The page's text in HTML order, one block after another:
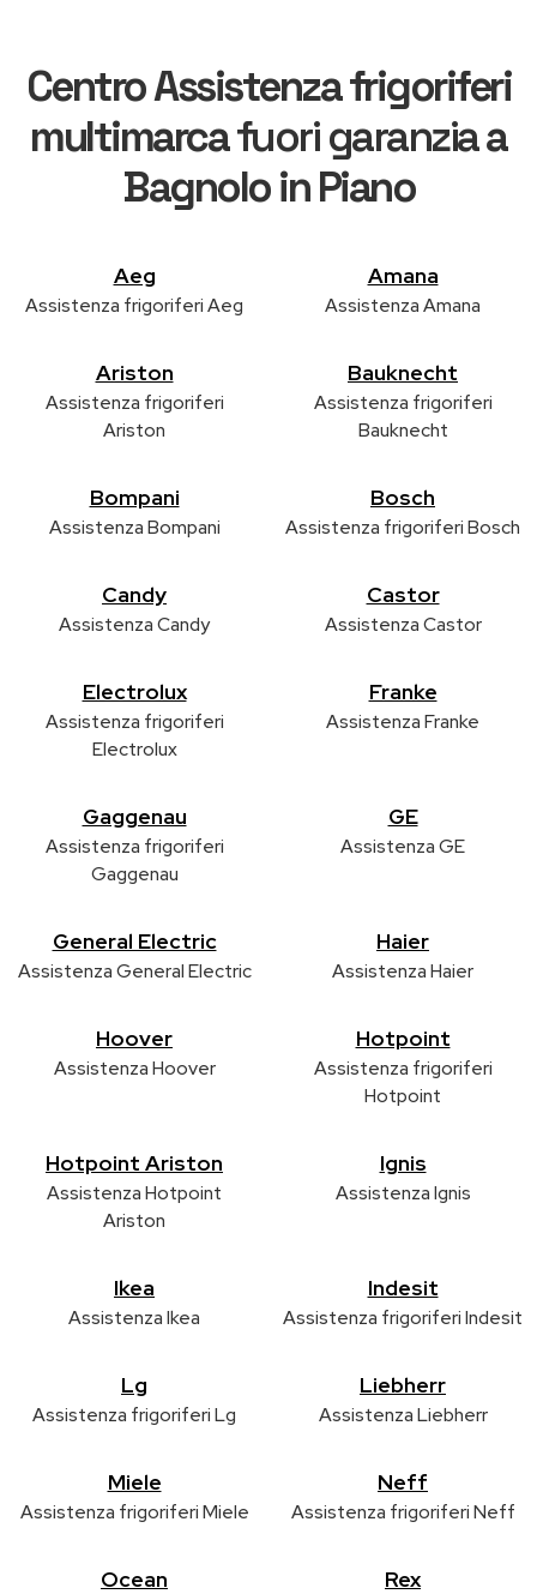
Centro Assistenza frigoriferi
multimarcafuori garanziaa
Bagnolo in Piano
Aeg
Assistenza frigoriferi Aeg
Amana
Assistenza Amana
Ariston
Assistenza frigoriferi
Ariston
Bauknecht
Assistenza frigoriferi
Bauknecht
Bompani
Assistenza Bompani
Bosch
Assistenza frigoriferi Bosch
Candy
Assistenza Candy
Castor
Assistenza Castor
Electrolux
Assistenza frigoriferi
Electrolux
Franke
Assistenza Franke
Gaggenau
Assistenza frigoriferi
Gaggenau
GE
Assistenza GE
General Electric
Assistenza General Electric
Haier
Assistenza Haier
Hoover
Assistenza Hoover
Hotpoint
Assistenza frigoriferi
Hotpoint
Hotpoint Ariston
Assistenza Hotpoint
Ariston
Ignis
Assistenza Ignis
Ikea
Assistenza Ikea
Indesit
Assistenza frigoriferi Indesit
Lg
Assistenza frigoriferi Lg
Liebherr
Assistenza Liebherr
Miele
Assistenza frigoriferi Miele
Neff
Assistenza frigoriferi Neff
Ocean Rex